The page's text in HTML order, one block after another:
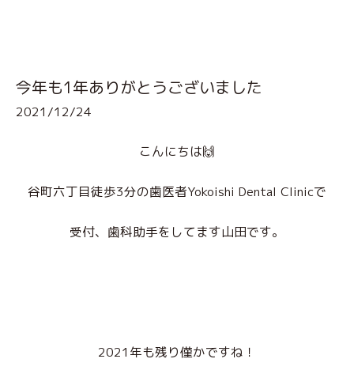
今年も1年ありがとうございました
2021/12/24
こんにちは🙌
谷町六丁目徒歩3分の歯医者Yokoishi Dental Clinicで
受付、歯科助手をしてます山田です。
2021年も残り僅かですね！